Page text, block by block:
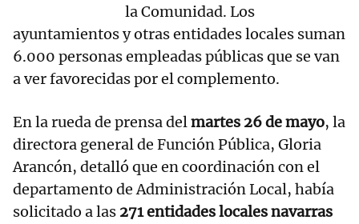
la Comunidad. Los
ayuntamientos y otras entidades locales suman
6.000 personas empleadas públicas que se van
a ver favorecidas por el complemento.
En la rueda de prensa delmartes 26 de mayo, la
directora general de Función Pública, Gloria
Arancón, detalló que en coordinación con el
departamento de Administración Local, había
solicitado a las 271 entidades locales navarras